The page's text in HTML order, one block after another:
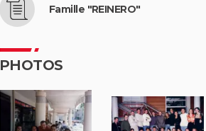
Famille "REINERO"
PHOTOS